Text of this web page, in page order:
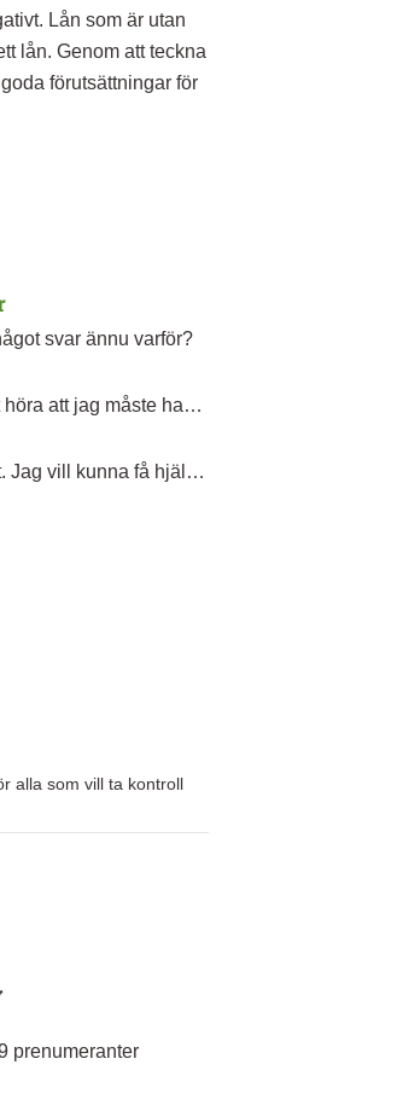
Lån som är utan
lån. Genom att teckna
förutsättningar för
svar ännu varför?
alla som vill ta kontroll
prenumeranter